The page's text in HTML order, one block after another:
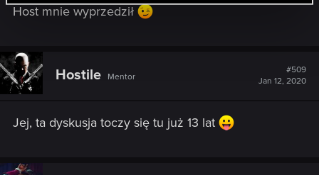
Host mnie wyprzedził
Hostile Mentor
#509
Jan 12, 2020
Jej, ta dyskusja toczy się tu już 13 lat